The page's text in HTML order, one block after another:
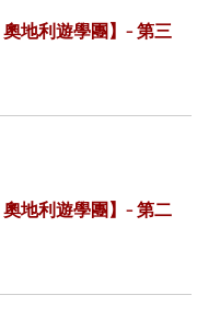
地利遊學團】- 第三
地利遊學團】- 第二